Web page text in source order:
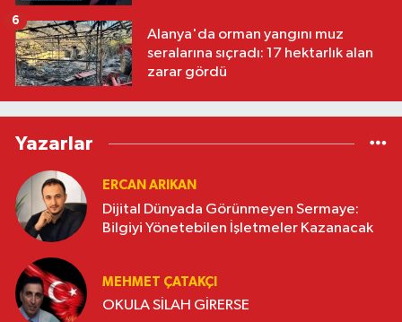
Alanya'da orman yangını muz
seralarına sıçradı: 17 hektarlık alan
zarar gördü
6
Yazarlar
ERCAN ARIKAN
Dijital Dünyada Görünmeyen Sermaye:
Bilgiyi Yönetebilen İşletmeler Kazanacak
MEHMET ÇATAKÇI
OKULA SİLAH GİRERSE